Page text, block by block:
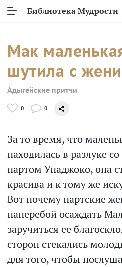
Библиотека Мудрости
Мак
шутила с
Адыгейские притчи
0 0
За то время, что
находилась в разлуке
нартом Унаджоко, она
красива и к тому же
Вот почему нартские
наперебой осаждать
заручиться ее
сторон стекались
для того, чтобы